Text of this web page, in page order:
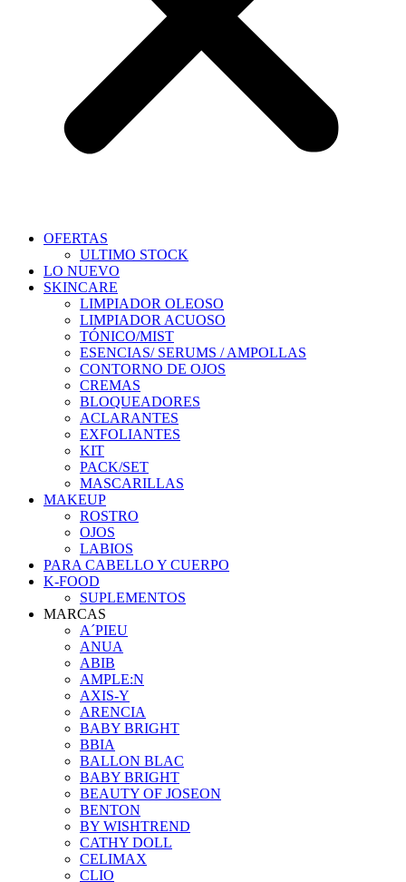
OFERTAS
ULTIMO STOCK
LO NUEVO
SKINCARE
LIMPIADOR OLEOSO
LIMPIADOR ACUOSO
TÓNICO/MIST
ESENCIAS/ SERUMS / AMPOLLAS
CONTORNO DE OJOS
CREMAS
BLOQUEADORES
ACLARANTES
EXFOLIANTES
KIT
PACK/SET
MASCARILLAS
MAKEUP
ROSTRO
OJOS
LABIOS
PARA CABELLO Y CUERPO
K-FOOD
SUPLEMENTOS
MARCAS
A´PIEU
ANUA
ABIB
AMPLE:N
AXIS-Y
ARENCIA
BABY BRIGHT
BBIA
BALLON BLAC
BABY BRIGHT
BEAUTY OF JOSEON
BENTON
BY WISHTREND
CATHY DOLL
CELIMAX
CLIO